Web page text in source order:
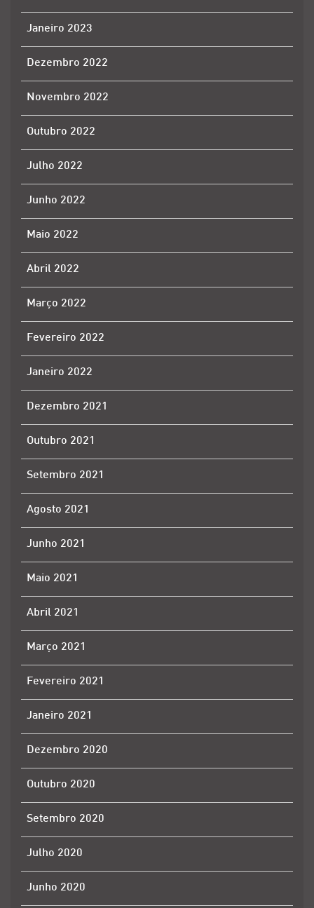
Janeiro 2023
Dezembro 2022
Novembro 2022
Outubro 2022
Julho 2022
Junho 2022
Maio 2022
Abril 2022
Março 2022
Fevereiro 2022
Janeiro 2022
Dezembro 2021
Outubro 2021
Setembro 2021
Agosto 2021
Junho 2021
Maio 2021
Abril 2021
Março 2021
Fevereiro 2021
Janeiro 2021
Dezembro 2020
Outubro 2020
Setembro 2020
Julho 2020
Junho 2020